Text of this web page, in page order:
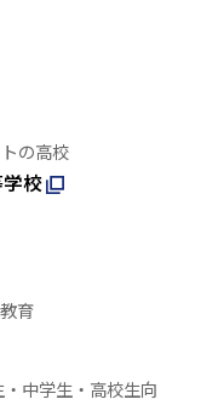
の高校
校
育
中学生・高校生向